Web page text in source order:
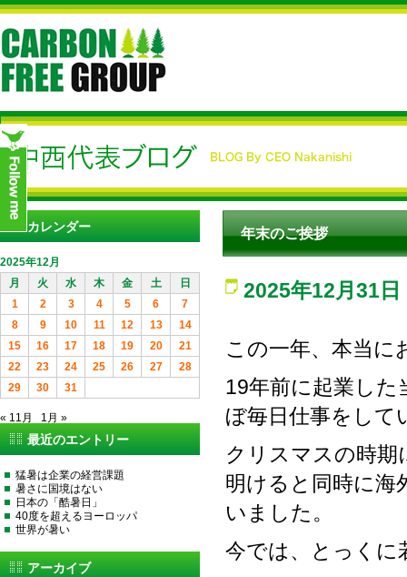
年末のご挨拶
2025年12月31日
この一年、本当に
19年前に起業した
ぼ毎日仕事をして
クリスマスの時期
明けると同時に
いました。
今では、とっくに
カレンダー
2025年12月
月
火 水 木 金 土
日
1
2 3 4 5 6
7
8
9 10 11 12 13
14
15
16 17 18 19 20
21
22
23 24 25 26 27
28
29
30 31
« 11月 1月 »
最近のエントリー
猛暑は企業の経営課題
暑さに国境はない
日本の「酷暑日」
40度を超えるヨーロッパ
世界が暑い
アーカイブ